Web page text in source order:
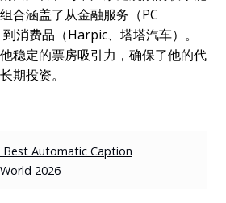
合涵盖了从金融服务（PC
消费品（Harpic、塔塔汽车）。
稳定的票房吸引力，确保了他的代
期投资。
Best Automatic Caption
2026